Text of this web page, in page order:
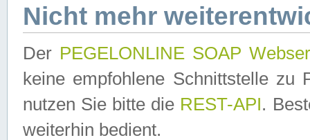
Nicht mehr
Der PEGELONLINE SOAP
keine empfohlene Schnittstelle zu
nutzen Sie bitte die REST-API.
weiterhin bedient.